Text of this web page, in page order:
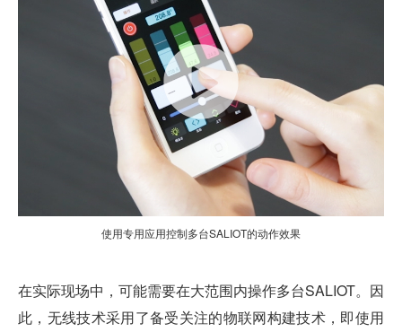
使用专用应用控制多台SALIOT的动作效果
在实际现场中，可能需要在大范围内操作多台SALIOT。因
此，无线技术采用了备受关注的物联网构建技术，即使用